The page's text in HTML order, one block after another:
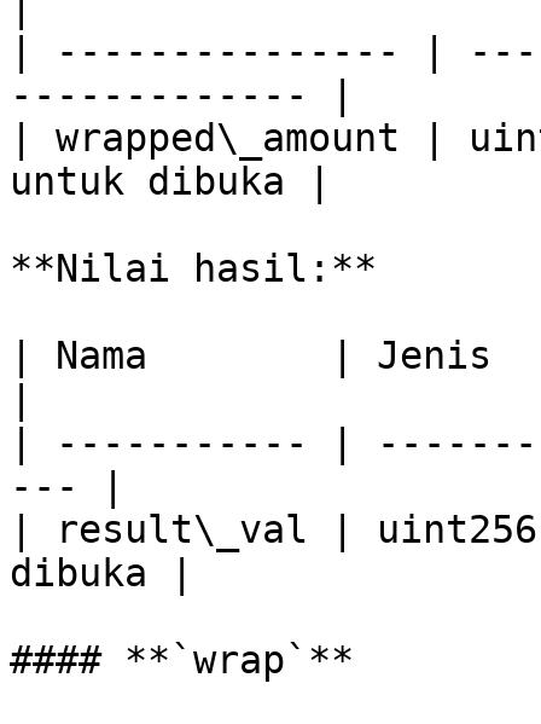
| --------------- |
------------- |
| wrapped\_amount |
untuk dibuka |
**Nilai hasil:**
| Nama        | Jenis
| ----------- |
--- |
| result\_val | uint256
dibuka |
#### **`wrap`**